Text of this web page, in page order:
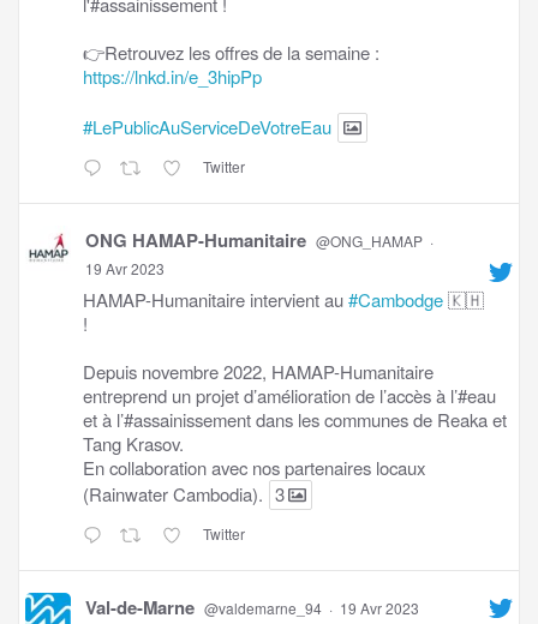
👉Retrouvez les offres de la semaine :
https://lnkd.in/e_3hipPp
#LePublicAuServiceDeVotreEau
Twitter
ONG HAMAP-Humanitaire @ONG_HAMAP ·
19 Avr 2023
HAMAP-Humanitaire intervient au#Cambodge🇰🇭
!
Depuis novembre 2022, HAMAP-Humanitaire
entreprend un projet d’amélioration de l’accès à l’#eau
et à l’#assainissement dans les communes de Reaka et
Tang Krasov.
En collaboration avec nos partenaires locaux
(Rainwater Cambodia). 3
Twitter
Val-de-Marne @valdemarne_94 · 19 Avr 2023